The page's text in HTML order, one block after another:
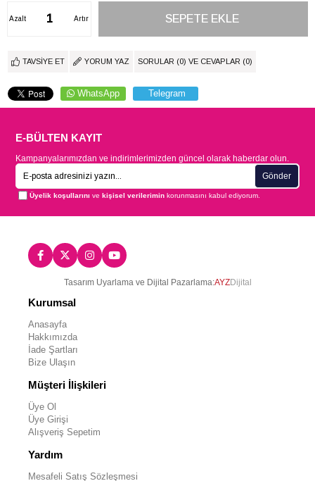
Artır
Azalt
TAVSIYE ET YORUM YAZ SORULAR (0) VE CEVAPLAR (0)
WhatsApp Telegram
E-BÜLTEN KAYIT
Kampanyalarımızdan ve indirimlerimizden güncel olarak haberdar olun.
Gönder
Üyelik koşullarını vekişisel verilerimin korunmasını kabul ediyorum.
Tasarım Uyarlama ve Dijital Pazarlama:AYZDijital
Kurumsal
Anasayfa
Hakkımızda
İade Şartları
Bize Ulaşın
Müşteri İlişkileri
Üye Ol
Üye Girişi
Alışveriş Sepetim
Yardım
Mesafeli Satış Sözleşmesi